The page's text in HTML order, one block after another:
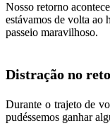
Nosso retorno
estávamos de volta ao
passeio maravilhoso.
Distração no
Durante o trajeto de
pudéssemos ganhar